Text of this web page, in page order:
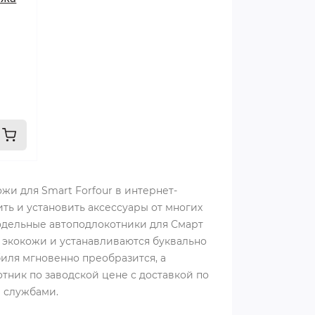
для Smart Forfour в интернет-
и установить аксессуары от многих
автоподлокотники для Смарт
и устанавливаются буквально
мгновенно преобразится, а
по заводской цене с доставкой по